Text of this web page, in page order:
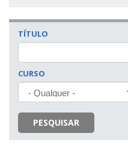
TÍTULO
CURSO
PESQUISAR